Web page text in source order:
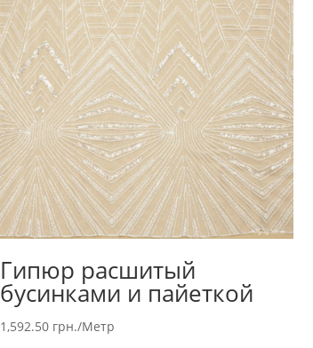
Гипюр расшитый
бусинками и пайеткой
1,592.50 грн./Метр